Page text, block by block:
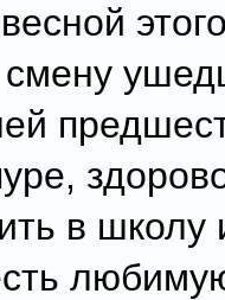
смену
в школу